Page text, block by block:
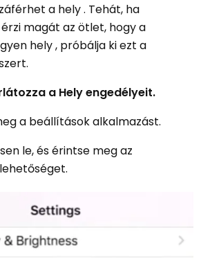
a hely . Tehát, ha
magát az ötlet, hogy a
hely , próbálja ki ezt a
a Hely engedélyeit.
a beállítások alkalmazást.
le, és érintse meg az